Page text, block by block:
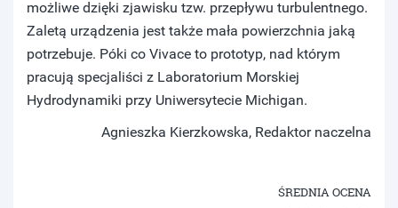
możliwe dzięki zjawisku tzw. przepływu turbulentnego.
Zaletą urządzenia jest także mała powierzchnia jaką
potrzebuje. Póki co Vivace to prototyp, nad którym
pracują specjaliści z Laboratorium Morskiej
Hydrodynamiki przy Uniwersytecie Michigan.
Agnieszka Kierzkowska, Redaktor naczelna
ŚREDNIA OCENA